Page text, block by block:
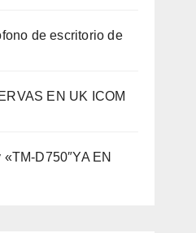
de escritorio de
EN UK ICOM
D750″YA EN